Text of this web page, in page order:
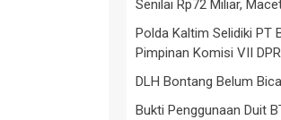
Senilai Rp72 Miliar,
Polda Kaltim Selidiki PT
Pimpinan Komisi VII
DLH Bontang Belum
Bukti Penggunaan Duit